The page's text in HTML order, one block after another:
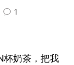
1
杯奶茶，把我